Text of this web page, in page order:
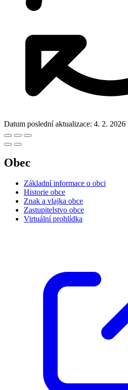
Datum poslední aktualizace: 4. 2. 2026
Obec
Základní informace o obci
Historie obce
Znak a vlajka obce
Zastupitelstvo obce
Virtuální prohlídka